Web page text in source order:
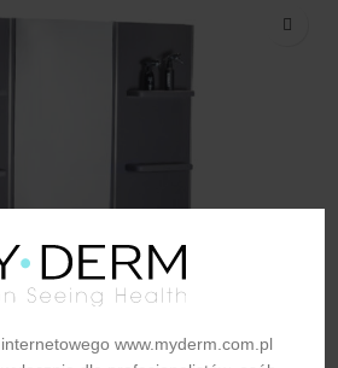
www.myderm.com.pl